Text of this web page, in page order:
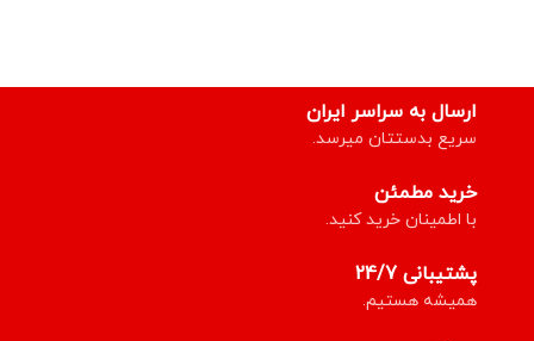
ارسال به سراسر ایران
سریع بدستتان میرسد.
خرید مطمئن
با اطمینان خرید کنید.
پشتیبانی 24/7
همیشه هستیم.